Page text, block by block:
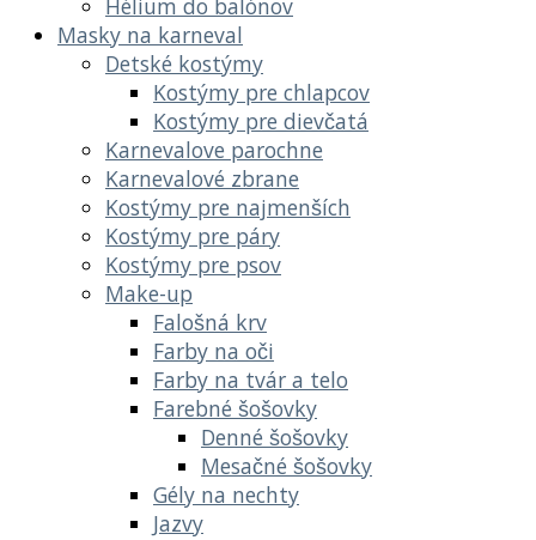
Masky na karneval
Detské kostýmy
Kostýmy pre chlapcov
Kostýmy pre dievčatá
Karnevalove parochne
Karnevalové zbrane
Kostýmy pre najmenších
Kostýmy pre páry
Kostýmy pre psov
Make-up
Falošná krv
Farby na oči
Farby na tvár a telo
Farebné šošovky
Denné šošovky
Mesačné šošovky
Gély na nechty
Jazvy